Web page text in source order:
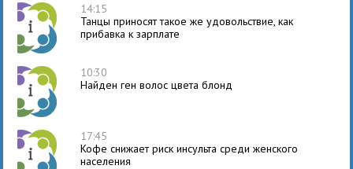
14:15
Танцы приносят такое же удовольствие, как
прибавка к зарплате
10:30
Найден ген волос цвета блонд
17:45
Кофе снижает риск инсульта среди женского
населения